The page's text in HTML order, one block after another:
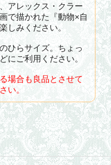
アレックス・クラー
で描かれた『動物×自
しみください。
ひらサイズ。ちょっ
にご利用ください。
場合も良品とさせて
い。